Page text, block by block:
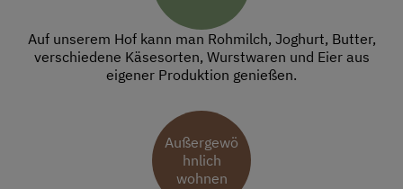
Auf unserem Hof kann man Rohmilch, Joghurt, Butter,
verschiedene Käsesorten, Wurstwaren und Eier aus
eigener Produktion genießen.
Außergewö
hnlich
wohnen